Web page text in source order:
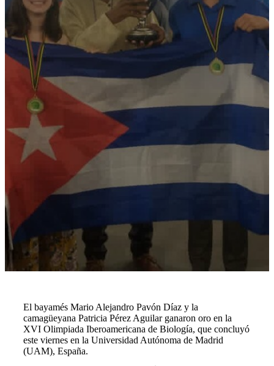
El bayamés Mario Alejandro Pavón Díaz y la
camagüeyana Patricia Pérez Aguilar ganaron oro en la
XVI Olimpiada Iberoamericana de Biología, que concluyó
este viernes en la Universidad Autónoma de Madrid
(UAM), España.